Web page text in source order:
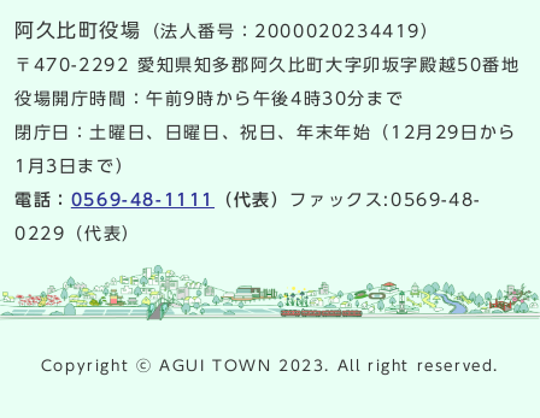
阿久比町役場
（法人番号：2000020234419）
〒470-2292 愛知県知多郡阿久比町大字卯坂字殿越50番地
役場開庁時間：午前9時から午後4時30分まで
閉庁日：土曜日、日曜日、祝日、年末年始（12月29日から
1月3日まで）
電話： 0569-48-1111 （代表） ファックス:0569-48-
0229（代表）
Copyright ⓒ AGUI TOWN 2023. All right reserved.